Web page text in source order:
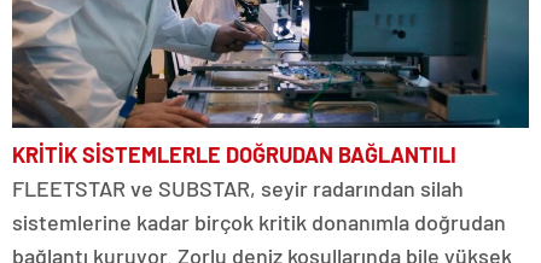
KRİTİK SİSTEMLERLE DOĞRUDAN BAĞLANTILI
FLEETSTAR ve SUBSTAR, seyir radarından silah
sistemlerine kadar birçok kritik donanımla doğrudan
bağlantı kuruyor. Zorlu deniz koşullarında bile yüksek